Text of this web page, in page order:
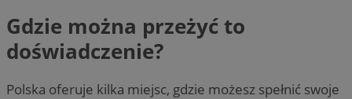
Gdzie można przeżyć to
doświadczenie?
Polska oferuje kilka miejsc, gdzie możesz spełnić swoje